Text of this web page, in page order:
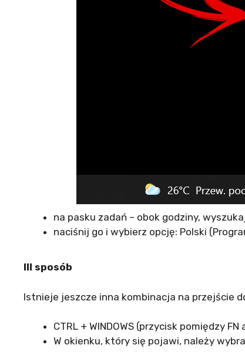
na pasku zadań – obok godziny,
naciśnij go i wybierz opcję: Polski
III sposób
Istnieje jeszcze inna kombinacja na przejście
CTRL + WINDOWS (przycisk pomiędzy FN
W okienku, który się pojawi, należy